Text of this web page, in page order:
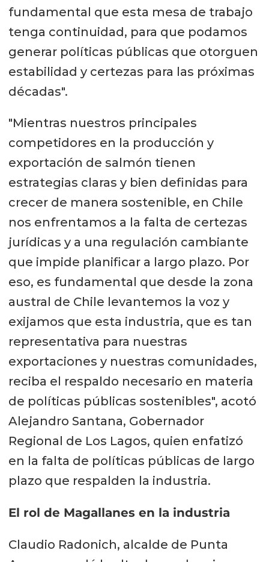
fundamental que esta mesa de trabajo
tenga continuidad, para que podamos
generar políticas públicas que otorguen
estabilidad y certezas para las próximas
décadas".
"Mientras nuestros principales
competidores en la producción y
exportación de salmón tienen
estrategias claras y bien definidas para
crecer de manera sostenible, en Chile
nos enfrentamos a la falta de certezas
jurídicas y a una regulación cambiante
que impide planificar a largo plazo. Por
eso, es fundamental que desde la zona
austral de Chile levantemos la voz y
exijamos que esta industria, que es tan
representativa para nuestras
exportaciones y nuestras comunidades,
reciba el respaldo necesario en materia
de políticas públicas sostenibles", acotó
Alejandro Santana, Gobernador
Regional de Los Lagos, quien enfatizó
en la falta de políticas públicas de largo
plazo que respalden la industria.
El rol de Magallanes en la industria
Claudio Radonich, alcalde de Punta